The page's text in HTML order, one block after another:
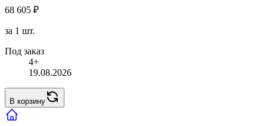
68 605 ₽
за 1 шт.
Под заказ
4+
19.08.2026
В корзину